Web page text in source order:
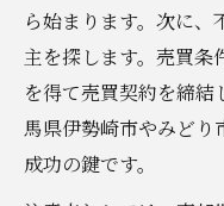
ら始まります。次に
主を探します。売買条
を得て売買契約を締
馬県伊勢崎市やみどり
成功の鍵です。